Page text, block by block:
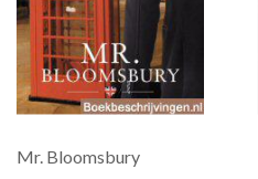
Mr. Bloomsbury